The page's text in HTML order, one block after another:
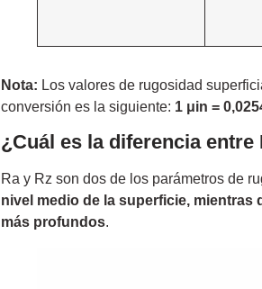
Nota: Los valores de rugosidad
conversión es la siguiente: 1 μin =
¿Cuál es la diferencia entre
Ra y Rz son dos de los parámetros de
nivel medio de la superficie, mientras
más profundos.